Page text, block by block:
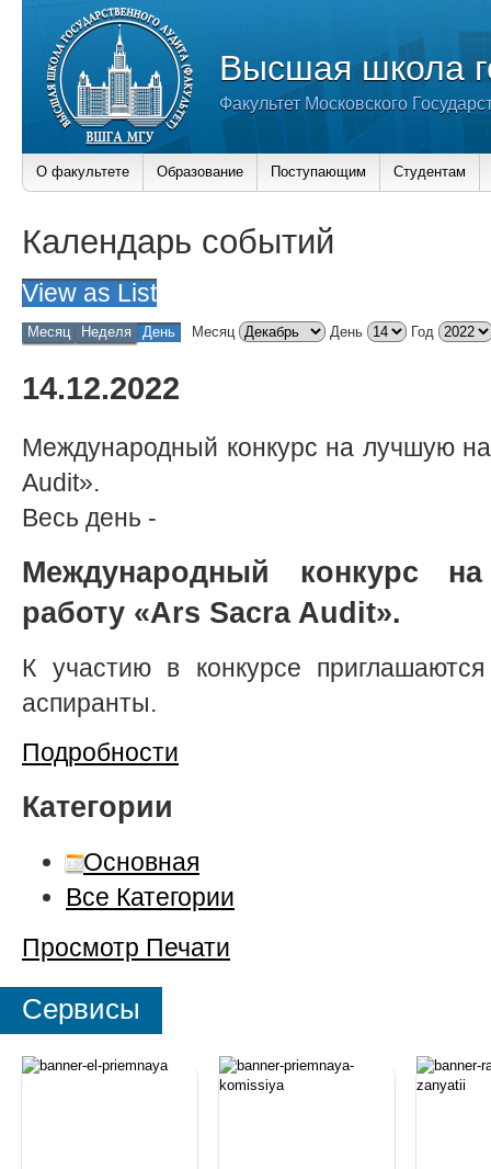
Высшая школа
Факультет Московского
О факультете Образование Поступающим Студентам
Календарь событий
View as List
Месяц Неделя День Месяц День Год
14.12.2022
Международный конкурс на лучшую
Audit».
Весь день -
Международный конкурс
работу «Ars Sacra Audit».
К участию в конкурсе
аспиранты.
Подробности
Категории
Основная
Все Категории
Просмотр Печати
Сервисы